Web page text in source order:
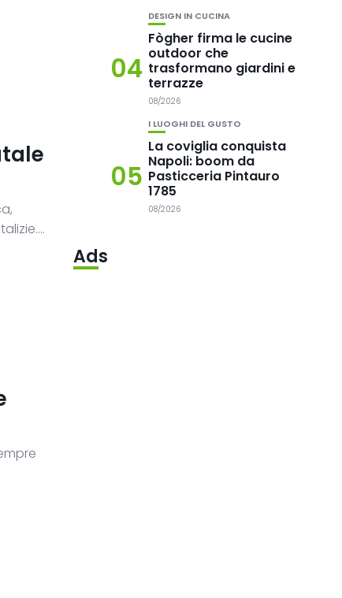
04
DESIGN IN CUCINA
Fògher firma le cucine
outdoor che
trasformano giardini e
terrazze
08/2026
05
I LUOGHI DEL GUSTO
La coviglia conquista
Napoli: boom da
Pasticceria Pintauro
1785
08/2026
Ads